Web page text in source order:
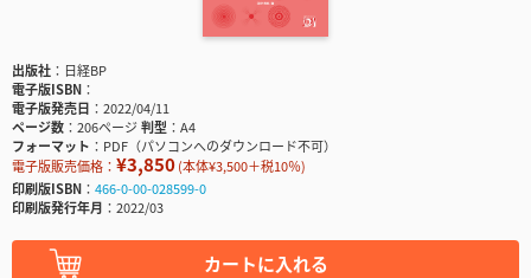
出版社
日経BP
電子版ISBN
電子版発売日
2022/04/11
ページ数
206ページ判型
A4
フォーマット
PDF（パソコンへのダウンロード不可）
電子版販売価格： ¥3,850(本体¥3,500＋税10％)
印刷版ISBN
466-0-00-028599-0
印刷版発行年月
2022/03
カートに入れる